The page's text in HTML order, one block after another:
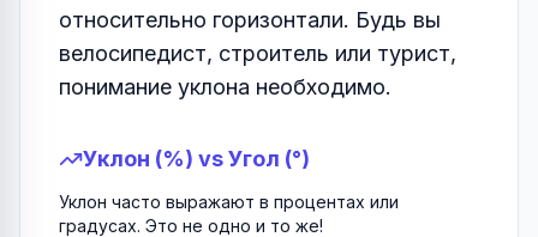
относительно горизонтали. Будь вы
велосипедист, строитель или турист,
понимание уклона необходимо.
Уклон (%) vs Угол (°)
Уклон часто выражают в процентах или
градусах. Это не одно и то же!